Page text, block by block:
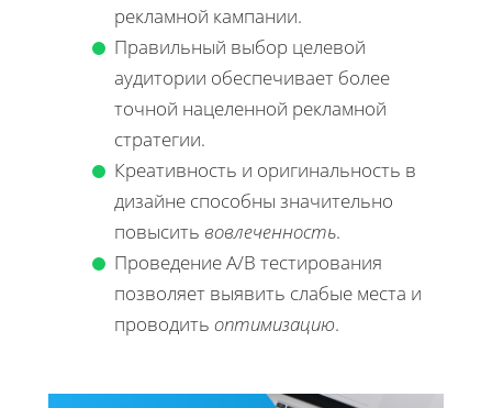
рекламной кампании.
Правильный выбор целевой
аудитории обеспечивает более
точной нацеленной рекламной
стратегии.
Креативность и оригинальность в
дизайне способны значительно
повысить вовлеченность.
Проведение A/B тестирования
позволяет выявить слабые места и
проводить оптимизацию.